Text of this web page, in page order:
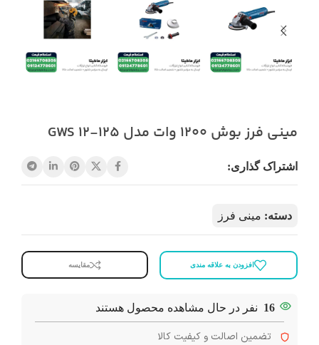
مینی فرز بوش 1200 وات مدل GWS 12-125
اشتراک گذاری:
دسته: مینی فرز
افزودن به علاقه مندی مقایسه
16 نفر در حال مشاهده محصول هستند
تضمین اصالت و کیفیت کالا